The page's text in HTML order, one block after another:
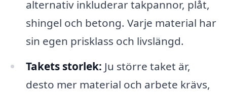
alternativ inkluderar takpannor, plåt,
shingel och betong. Varje material har
sin egen prisklass och livslängd.
Takets storlek: Ju större taket är,
desto mer material och arbete krävs,